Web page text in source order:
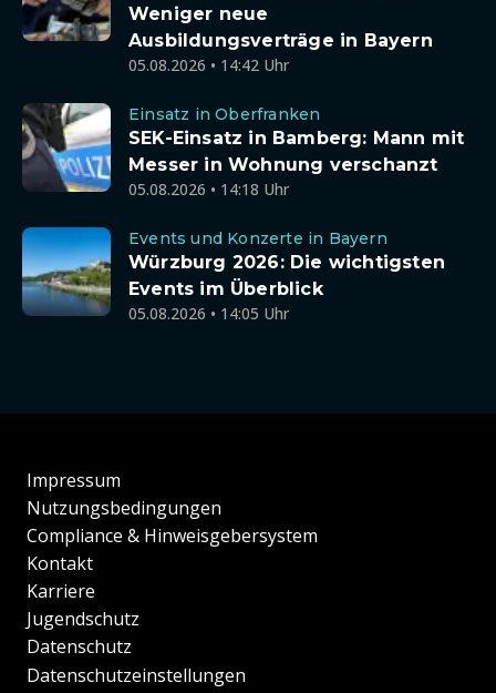
Weniger neue
Ausbildungsverträge in Bayern
05.08.2026 • 14:42 Uhr
Einsatz in Oberfranken
SEK-Einsatz in Bamberg: Mann mit
Messer in Wohnung verschanzt
05.08.2026 • 14:18 Uhr
Events und Konzerte in Bayern
Würzburg 2026: Die wichtigsten
Events im Überblick
05.08.2026 • 14:05 Uhr
Impressum
Nutzungsbedingungen
Compliance & Hinweisgebersystem
Kontakt
Karriere
Jugendschutz
Datenschutz
Datenschutzeinstellungen